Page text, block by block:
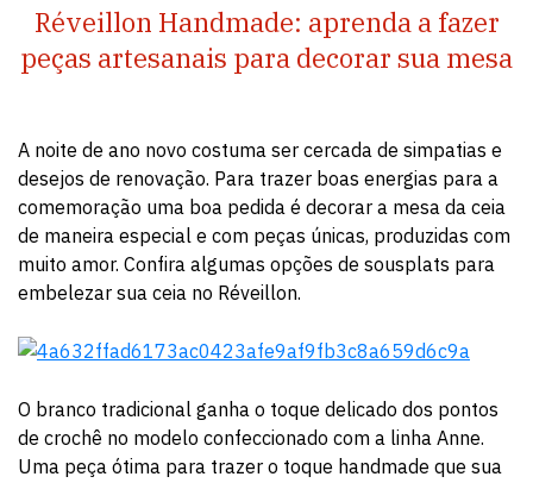
Réveillon Handmade: aprenda a fazer
peças artesanais para decorar sua mesa
A noite de ano novo costuma ser cercada de simpatias e
desejos de renovação. Para trazer boas energias para a
comemoração uma boa pedida é decorar a mesa da ceia
de maneira especial e com peças únicas, produzidas com
muito amor. Confira algumas opções de sousplats para
embelezar sua ceia no Réveillon.
O branco tradicional ganha o toque delicado dos pontos
de crochê no modelo confeccionado com a linha Anne.
Uma peça ótima para trazer o toque handmade que sua